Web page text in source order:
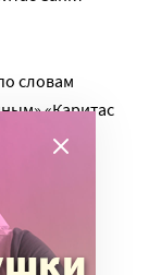
словам
«Каритас
Марины